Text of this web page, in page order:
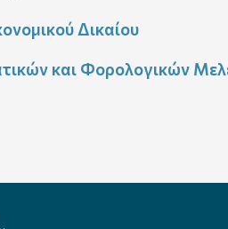
Δικαίου
και Φορολογικών
ΣΥΛΛΟΓΟΣ
ΝΑΞΟΥ